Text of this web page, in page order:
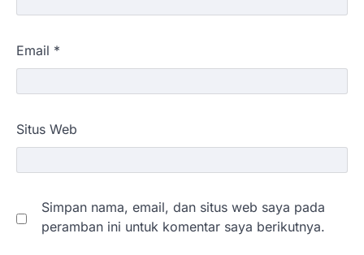
Email *
Situs Web
Simpan nama, email, dan situs web saya pada
peramban ini untuk komentar saya berikutnya.